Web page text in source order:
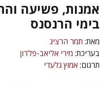
אמנות, פשיעה
בימי הרנסנס
מאת: תמר הרציג
בעריכת: מירי אליאב-פלדון
תרגום: אמוץ גלעדי